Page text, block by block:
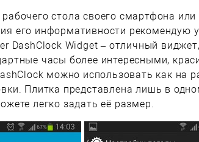
стола своего смартфона
его информативности рекомендую
DashClock Widget – отличный
часы более интересными,
можно использовать как на
Плитка представлена лишь в
легко задать её размер.